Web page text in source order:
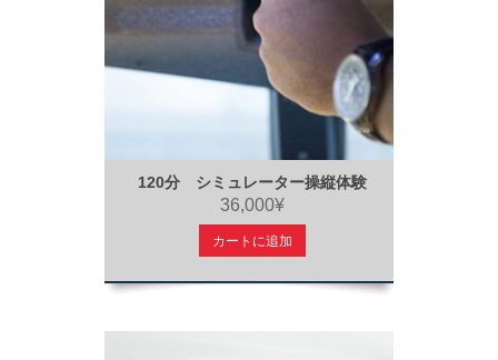
120分 シミュレーター操縦体験
36,000¥
カートに追加